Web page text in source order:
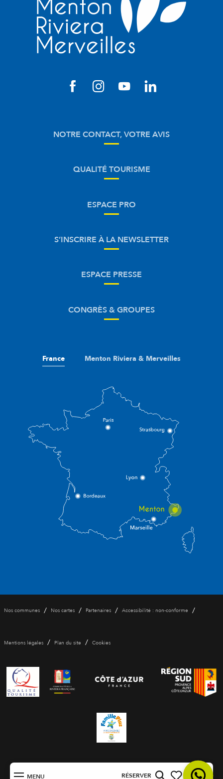
MENU RÉSERVER FR
NOTRE CONTACT, VOTRE AVIS
QUALITÉ TOURISME
ESPACE PRO
S’INSCRIRE À LA NEWSLETTER
ESPACE PRESSE
CONGRÈS & GROUPES
France Menton Riviera & Merveilles
Nos communes / Nos cartes / Partenaires / Accessibilité : non-conforme /
Mentions légales / Plan du site / Cookies